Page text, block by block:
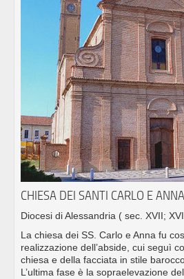
CHIESA DEI SANTI CARLO E ANNA
Diocesi di Alessandria ( sec. XVII;
La chiesa dei SS. Carlo e Anna fu
realizzazione dell’abside, cui seguì
chiesa e della facciata in stile
L’ultima fase è la sopraelevazione